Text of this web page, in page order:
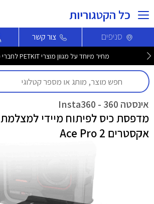
כל הקטגוריות
סניפים צור קשר
מחיר מיוחד על מגוון מוצרי PETKIT לחברי מועדון >>
אינסטה 360 - Insta360
מדפסת כיס לפיתוח מיידי למצלמת
אקסטרים Ace Pro 2